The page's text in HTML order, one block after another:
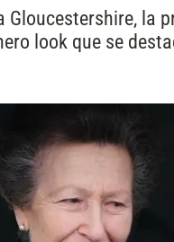
Gloucestershire, la
look que se